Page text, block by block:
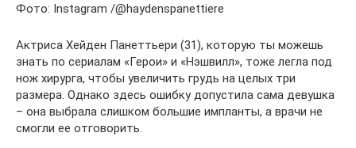
Фото: Instagram /@haydenspanettiere
Актриса Хейден Панеттьери (31), которую ты можешь
знать по сериалам «Герои» и «Нэшвилл», тоже легла под
нож хирурга, чтобы увеличить грудь на целых три
размера. Однако здесь ошибку допустила сама девушка
– она выбрала слишком большие импланты, а врачи не
смогли ее отговорить.